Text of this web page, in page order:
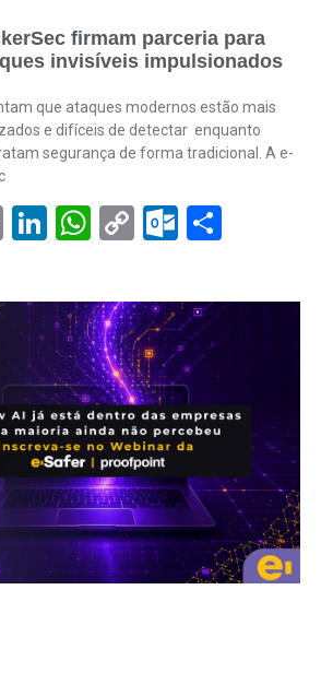
firmam parceria para
invisíveis impulsionados
que ataques modernos estão mais
e difíceis de detectar enquanto
segurança de forma tradicional. A e-
EmailLinkedIn
WhatsApp
Copy